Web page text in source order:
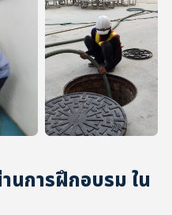
นการฝึกอบรม ใน